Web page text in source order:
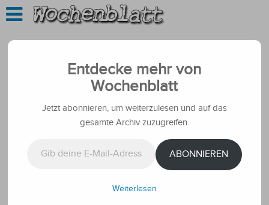
Entdecke mehr von
Wochenblatt
Jetzt abonnieren, um weiterzulesen und auf das
gesamte Archiv zuzugreifen.
ABONNIEREN
Weiterlesen